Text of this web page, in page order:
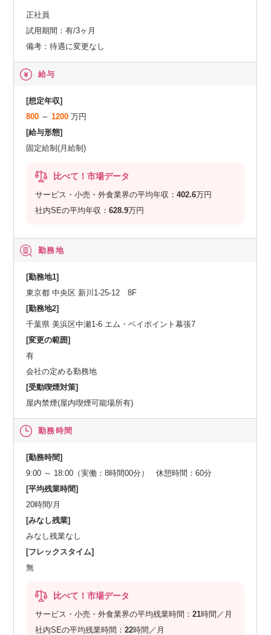
正社員
試用期間：有/3ヶ月
備考：待遇に変更なし
給与
[想定年収]
800 ～1200 万円
[給与形態]
固定給制(月給制)
比べて！市場データ
サービス・小売・外食業界の平均年収：402.6万円
社内SEの平均年収：628.9万円
勤務地
[勤務地1]
東京都 中央区 新川1-25-12 8F
[勤務地2]
千葉県 美浜区中瀬1-6 エム・ベイポイント幕張7
[変更の範囲]
有
会社の定める勤務地
[受動喫煙対策]
屋内禁煙(屋内喫煙可能場所有)
勤務時間
[勤務時間]
9:00 ～ 18:00（実働：8時間00分） 休憩時間：60分
[平均残業時間]
20時間/月
[みなし残業]
みなし残業なし
[フレックスタイム]
無
比べて！市場データ
サービス・小売・外食業界の平均残業時間：21時間／月
社内SEの平均残業時間：22時間／月